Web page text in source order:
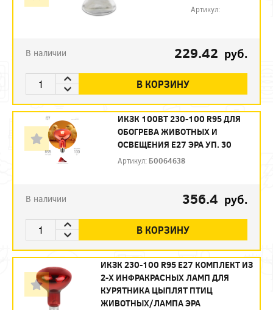
Артикул:
В наличии 229.42 руб.
В КОРЗИНУ
ИКЗК 100ВТ 230-100 R95 ДЛЯ
ОБОГРЕВА ЖИВОТНЫХ И
ОСВЕЩЕНИЯ Е27 ЭРА УП. 30
Артикул: Б0064638
В наличии 356.4 руб.
В КОРЗИНУ
ИКЗК 230-100 R95 E27 КОМПЛЕКТ ИЗ
2-Х ИНФРАКРАСНЫХ ЛАМП ДЛЯ
КУРЯТНИКА ЦЫПЛЯТ ПТИЦ
ЖИВОТНЫХ/ЛАМПА ЭРА